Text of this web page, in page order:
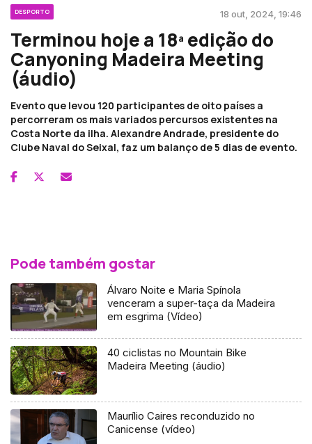
DESPORTO 18 out, 2024, 19:46
Terminou hoje a 18ª edição do
Canyoning Madeira Meeting
(áudio)
Evento que levou 120 participantes de oito países a
percorreram os mais variados percursos existentes na
Costa Norte da ilha. Alexandre Andrade, presidente do
Clube Naval do Seixal, faz um balanço de 5 dias de evento.
Pode também gostar
Álvaro Noite e Maria Spínola
venceram a super-taça da Madeira
em esgrima (Vídeo)
40 ciclistas no Mountain Bike
Madeira Meeting (áudio)
Maurílio Caires reconduzido no
Canicense (vídeo)